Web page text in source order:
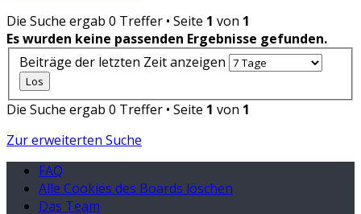
Die Suche ergab 0 Treffer • Seite 1 von 1
Es wurden keine passenden Ergebnisse gefunden.
Beiträge der letzten Zeit anzeigen
Die Suche ergab 0 Treffer • Seite 1 von 1
Zur erweiterten Suche
FAQ
Alle Cookies des Boards löschen
Das Team